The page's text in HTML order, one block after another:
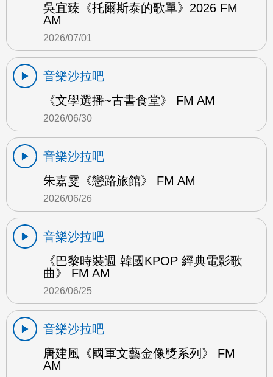
吳宜臻《托爾斯泰的歌單》2026 FM
AM
2026/07/01
音樂沙拉吧
《文學選播~古書食堂》 FM AM
2026/06/30
音樂沙拉吧
朱嘉雯《戀路旅館》 FM AM
2026/06/26
音樂沙拉吧
《巴黎時裝週 韓國KPOP 經典電影歌
曲》 FM AM
2026/06/25
音樂沙拉吧
唐建風《國軍文藝金像獎系列》 FM
AM